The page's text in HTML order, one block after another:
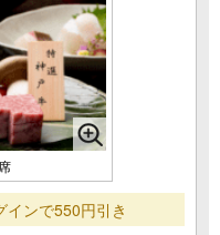
ンで550円引き